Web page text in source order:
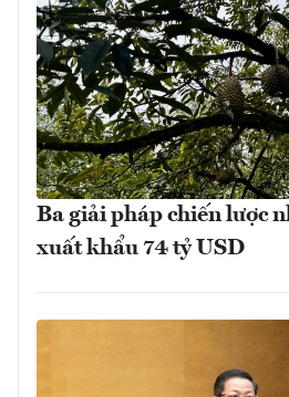
Ba giải pháp chiến lược
xuất khẩu 74 tỷ USD